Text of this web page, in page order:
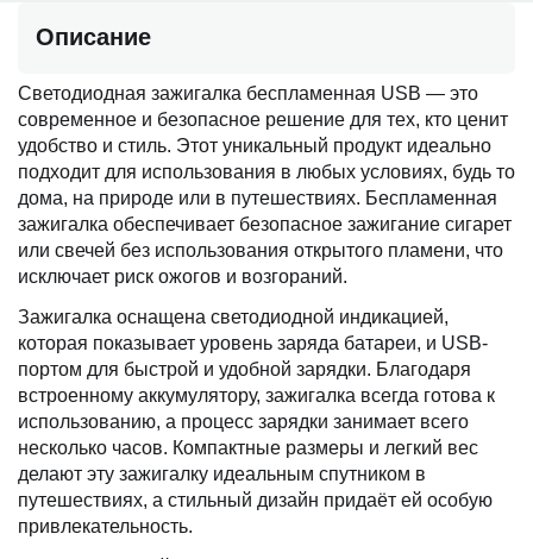
Описание
Светодиодная зажигалка беспламенная USB — это
современное и безопасное решение для тех, кто ценит
удобство и стиль. Этот уникальный продукт идеально
подходит для использования в любых условиях, будь то
дома, на природе или в путешествиях. Беспламенная
зажигалка обеспечивает безопасное зажигание сигарет
или свечей без использования открытого пламени, что
исключает риск ожогов и возгораний.
Зажигалка оснащена светодиодной индикацией,
которая показывает уровень заряда батареи, и USB-
портом для быстрой и удобной зарядки. Благодаря
встроенному аккумулятору, зажигалка всегда готова к
использованию, а процесс зарядки занимает всего
несколько часов. Компактные размеры и легкий вес
делают эту зажигалку идеальным спутником в
путешествиях, а стильный дизайн придаёт ей особую
привлекательность.